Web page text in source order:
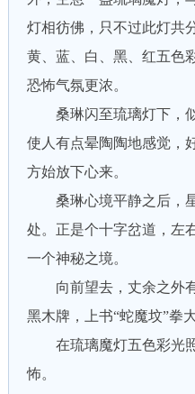
灯相彷佛，只不过此灯共
黄、蓝、白、黑、红五色
恐怖气氛更浓。
桑琳闪至琉璃灯下，似
使人有点晕陶陶地感觉，
方始放下心来。
桑琳心境平静之后，星
处。正是个十字岔道，左
一个神秘之境。
向前望去，丈余之外有
黑木牌，上书“蛇魔坟”拳
在琉璃魔灯五色彩光照
怖。